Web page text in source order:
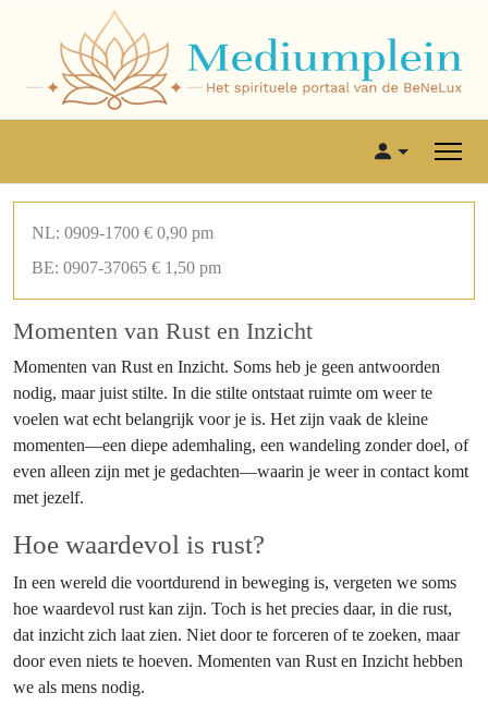
NL: 0909-1700 € 0,90 pm
BE: 0907-37065 € 1,50 pm
Momenten van Rust en Inzicht
Momenten van Rust en Inzicht. Soms heb je geen antwoorden
nodig, maar juist stilte. In die stilte ontstaat ruimte om weer te
voelen wat echt belangrijk voor je is. Het zijn vaak de kleine
momenten—een diepe ademhaling, een wandeling zonder doel, of
even alleen zijn met je gedachten—waarin je weer in contact komt
met jezelf.
Hoe waardevol is rust?
In een wereld die voortdurend in beweging is, vergeten we soms
hoe waardevol rust kan zijn. Toch is het precies daar, in die rust,
dat inzicht zich laat zien. Niet door te forceren of te zoeken, maar
door even niets te hoeven. Momenten van Rust en Inzicht hebben
we als mens nodig.